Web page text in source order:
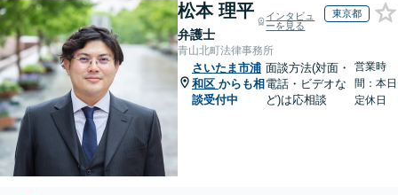
松本 理平
弁護士
インタビュ
ーを見る
東京都
青山北町法律事務所
さいたま市浦
和区 からも相
談受付中
面談方法(対面・
電話・ビデオな
ど)は応相談
営業時
間：本日
定休日